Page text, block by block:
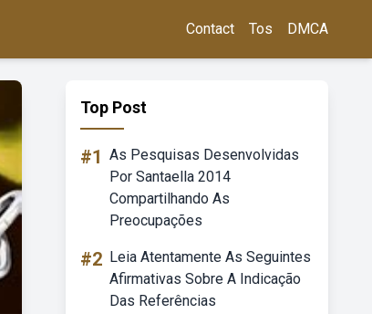
Contact Tos DMCA
Top Post
#1 As Pesquisas Desenvolvidas
Por Santaella 2014
Compartilhando As
Preocupações
#2 Leia Atentamente As Seguintes
Afirmativas Sobre A Indicação
Das Referências